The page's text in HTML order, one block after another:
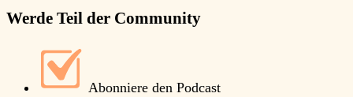
Werde Teil der Community
Abonniere den Podcast